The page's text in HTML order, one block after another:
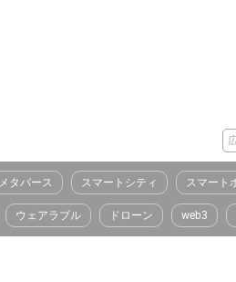
メタバース スマートシティ スマート
ウェアラブル ドローン web3